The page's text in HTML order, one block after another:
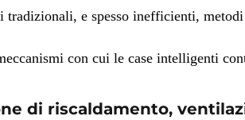
tradizionali, e spesso inefficienti,
con cui le case intelligenti
di riscaldamento,